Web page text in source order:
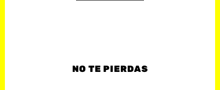
NO TE PIERDAS